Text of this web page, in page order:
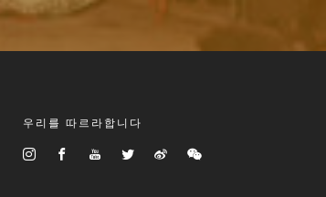
우리를 따르라합니다